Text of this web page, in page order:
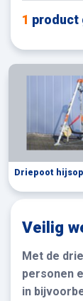
1 product
Driepoot
Veilig
Met de
personen
in